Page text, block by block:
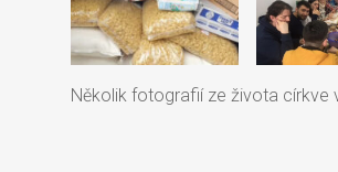
Několik fotografií ze života církve